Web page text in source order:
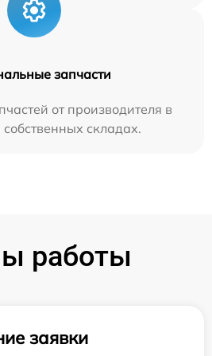
запчасти
от производителя в
складах.
работы
заявки